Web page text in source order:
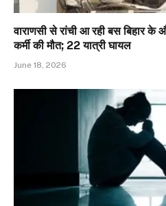
वाराणसी से रांची आ रही बस बिहार के
कर्मी की मौत; 22 यात्री घायल
June 18, 2026